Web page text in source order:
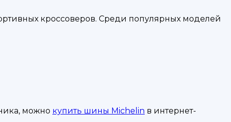
кроссоверов. Среди популярных моделей
можно купить шины Michelin в интернет-